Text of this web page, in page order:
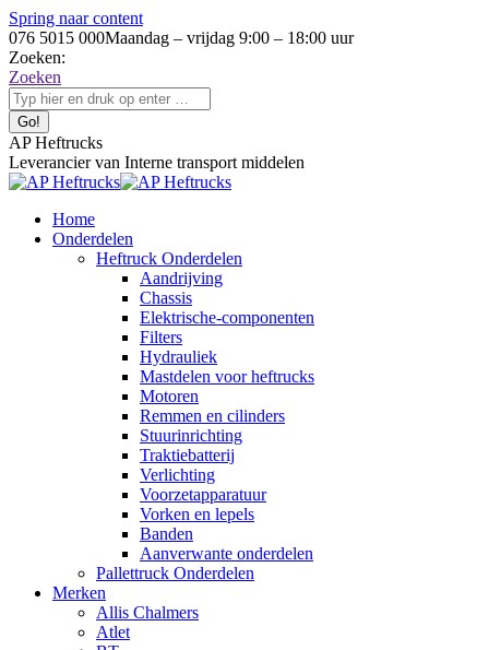
Spring naar content
076 5015 000Maandag – vrijdag 9:00 – 18:00 uur
Zoeken:
Zoeken
AP Heftrucks
Leverancier van Interne transport middelen
Home
Onderdelen
Heftruck Onderdelen
Aandrijving
Chassis
Elektrische-componenten
Filters
Hydrauliek
Mastdelen voor heftrucks
Motoren
Remmen en cilinders
Stuurinrichting
Traktiebatterij
Verlichting
Voorzetapparatuur
Vorken en lepels
Banden
Aanverwante onderdelen
Pallettruck Onderdelen
Merken
Allis Chalmers
Atlet